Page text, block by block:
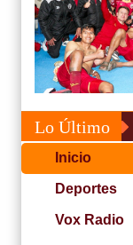
Lo Último
Inicio
Deportes
Vox Radio